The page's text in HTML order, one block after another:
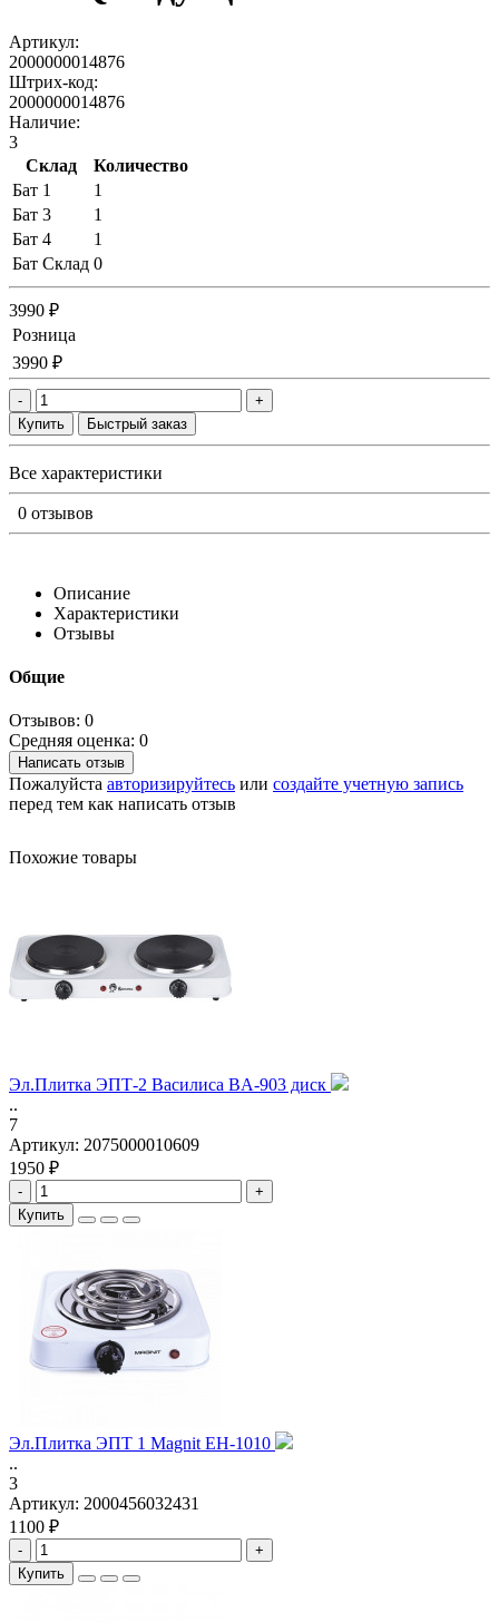
Артикул:
2000000014876
Штрих-код:
2000000014876
Наличие:
3
Склад
Количество
Бат 1
1
Бат 3
1
Бат 4
1
Бат Склад 0
3990 ₽
Розница
3990 ₽
-
+
Купить
Быстрый заказ
Все характеристики
0 отзывов
Описание
Характеристики
Отзывы
Общие
Отзывов: 0
Средняя оценка: 0
Написать отзыв
Пожалуйста авторизируйтесь или создайте учетную запись
перед тем как написать отзыв
Похожие товары
Эл.Плитка ЭПТ-2 Василиса BA-903 диск
..
7
Артикул: 2075000010609
1950 ₽
-
+
Купить
Эл.Плитка ЭПТ 1 Magnit EH-1010
..
3
Артикул: 2000456032431
1100 ₽
-
+
Купить